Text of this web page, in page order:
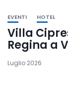
EVENTI HOTEL
Villa
Regina a
Luglio 2026